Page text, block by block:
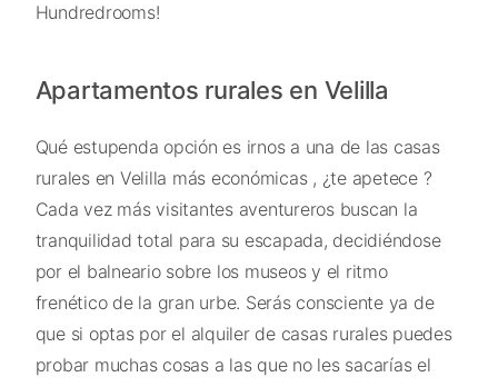
Hundredrooms!
Apartamentos rurales en Velilla
Qué estupenda opción es irnos a una de las casas
rurales en Velilla más económicas , ¿te apetece ?
Cada vez más visitantes aventureros buscan la
tranquilidad total para su escapada, decidiéndose
por el balneario sobre los museos y el ritmo
frenético de la gran urbe. Serás consciente ya de
que si optas por el alquiler de casas rurales puedes
probar muchas cosas a las que no les sacarías el